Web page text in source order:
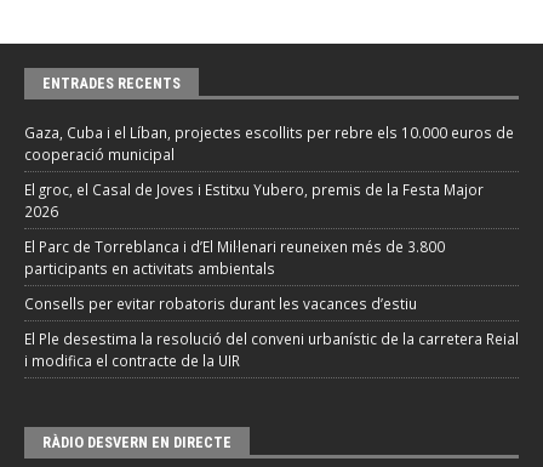
ENTRADES RECENTS
Gaza, Cuba i el Líban, projectes escollits per rebre els 10.000 euros de
cooperació municipal
El groc, el Casal de Joves i Estitxu Yubero, premis de la Festa Major
2026
El Parc de Torreblanca i d’El Mil·lenari reuneixen més de 3.800
participants en activitats ambientals
Consells per evitar robatoris durant les vacances d’estiu
El Ple desestima la resolució del conveni urbanístic de la carretera Reial
i modifica el contracte de la UIR
RÀDIO DESVERN EN DIRECTE